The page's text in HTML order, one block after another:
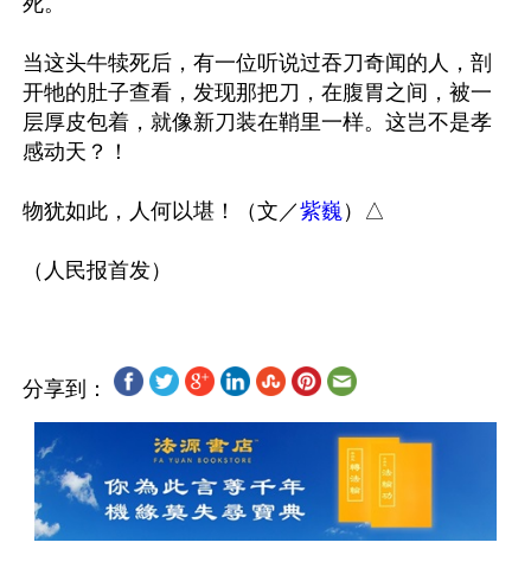
当这头牛犊死后，有一位听说过吞刀奇闻的人，剖
开牠的肚子查看，发现那把刀，在腹胃之间，被一
层厚皮包着，就像新刀装在鞘里一样。这岂不是孝
感动天？！
物犹如此，人何以堪！（文／紫巍）△
分享到：